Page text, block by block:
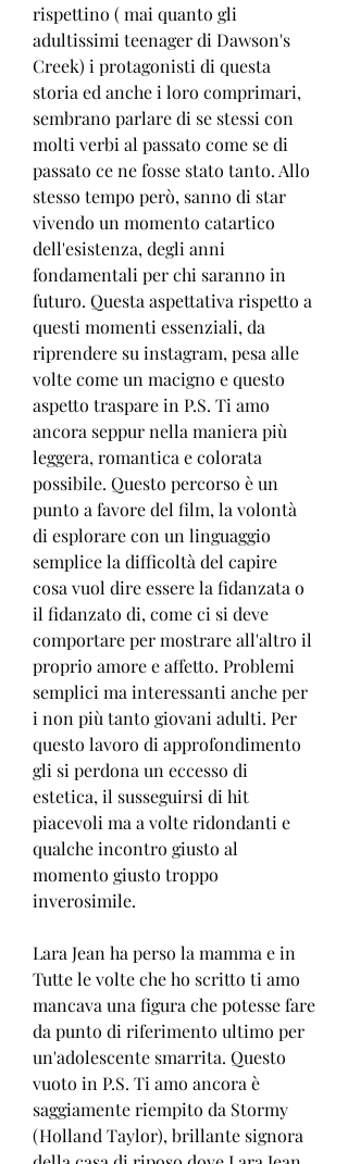
rispettino ( mai quanto gli
adultissimi teenager di Dawson's
Creek) i protagonisti di questa
storia ed anche i loro comprimari,
sembrano parlare di se stessi con
molti verbi al passato come se di
passato ce ne fosse stato tanto. Allo
stesso tempo però, sanno di star
vivendo un momento catartico
dell'esistenza, degli anni
fondamentali per chi saranno in
futuro. Questa aspettativa rispetto a
questi momenti essenziali, da
riprendere su instagram, pesa alle
volte come un macigno e questo
aspetto traspare in P.S. Ti amo
ancora seppur nella maniera più
leggera, romantica e colorata
possibile. Questo percorso è un
punto a favore del film, la volontà
di esplorare con un linguaggio
semplice la difficoltà del capire
cosa vuol dire essere la fidanzata o
il fidanzato di, come ci si deve
comportare per mostrare all'altro il
proprio amore e affetto. Problemi
semplici ma interessanti anche per
i non più tanto giovani adulti. Per
questo lavoro di approfondimento
gli si perdona un eccesso di
estetica, il susseguirsi di hit
piacevoli ma a volte ridondanti e
qualche incontro giusto al
momento giusto troppo
inverosimile.
Lara Jean ha perso la mamma e in
Tutte le volte che ho scritto ti amo
mancava una figura che potesse fare
da punto di riferimento ultimo per
un'adolescente smarrita. Questo
vuoto in P.S. Ti amo ancora è
saggiamente riempito da Stormy
(Holland Taylor), brillante signora